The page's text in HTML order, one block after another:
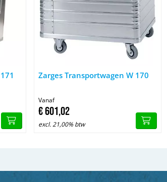
W 171 zonder richels
Afbeelding Zarges Transportwagen W
Zarges Transportwagen W 170
Vanaf
€601,02
excl. 21,00% btw